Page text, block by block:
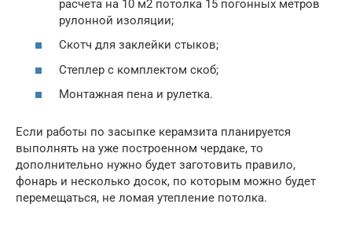
расчета на 10 м2 потолка 15 погонных метров
рулонной изоляции;
Скотч для заклейки стыков;
Степлер с комплектом скоб;
Монтажная пена и рулетка.
Если работы по засыпке керамзита планируется
выполнять на уже построенном чердаке, то
дополнительно нужно будет заготовить правило,
фонарь и несколько досок, по которым можно будет
перемещаться, не ломая утепление потолка.